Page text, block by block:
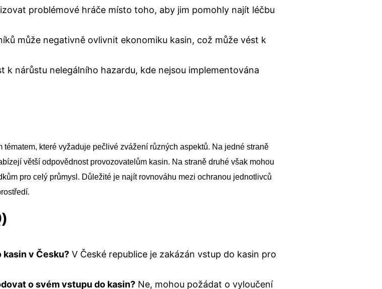
problémové hráče místo toho, aby jim pomohly najít léčbu
může negativně ovlivnit ekonomiku kasin, což může vést k
k nárůstu nelegálního hazardu, kde nejsou implementována
které vyžaduje pečlivé zvážení různých aspektů. Na jedné straně
větší odpovědnost provozovatelům kasin. Na straně druhé však mohou
pro celý průmysl. Důležité je najít rovnováhu mezi ochranou jednotlivců
v Česku? V České republice je zakázán vstup do kasin pro
o svém vstupu do kasin? Ne, mohou požádat o vyloučení